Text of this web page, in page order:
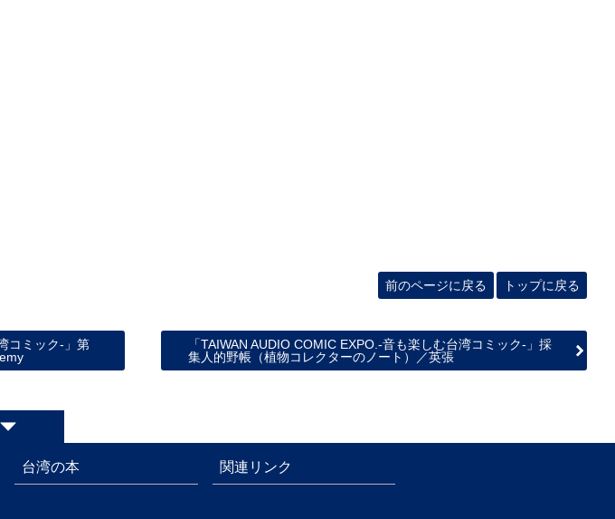
前のページに戻る トップに戻る
コミック‐」第
「TAIWAN AUDIO COMIC EXPO.‐音も楽しむ台湾コミック‐」採
集人的野帳（植物コレクターのノート）／英張
台湾の本 関連リンク